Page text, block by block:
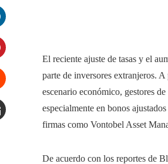
El reciente ajuste de tasas y el
parte de inversores extranjeros.
escenario económico, gestores
especialmente en bonos
firmas como Vontobel Asset
De acuerdo con los reportes de